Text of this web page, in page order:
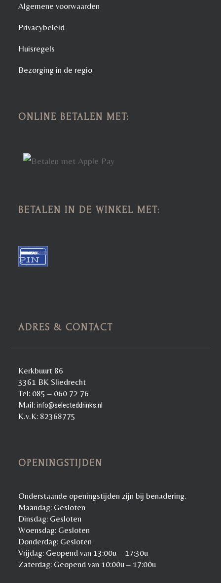
Algemene voorwaarden
Privacybeleid
Huisregels
Bezorging in de regio
ONLINE BETALEN MET:
BETALEN IN DE WINKEL MET:
ADRES & CONTACT
Kerkbuurt 86
3361 BK Sliedrecht
Tel: 085 – 060 72 76
Mail:info@selecteddrinks.nl
K.v.K: 82368775
OPENINGSTIJDEN
Onderstaande openingstijden zijn bij benadering.
Maandag: Gesloten
Dinsdag: Gesloten
Woensdag: Gesloten
Donderdag: Gesloten
Vrijdag: Geopend van 13:00u – 17:30u
Zaterdag: Geopend van 10:00u – 17:00u